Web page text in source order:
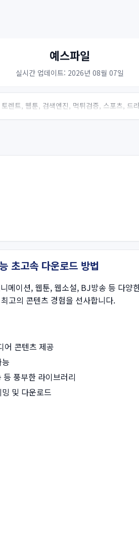
예스파일
실시간 업데이트: 2026년 08월 07일
렌트, 웹툰, 검색엔진, 먹튀검증, 스포츠, 드
초고속 다운로드 방법
메이션, 웹툰, 웹소설, BJ방송 등 다
고의 콘텐츠 경험을 선사합니다.
어 콘텐츠 제공
풍부한 라이브러리
및 다운로드